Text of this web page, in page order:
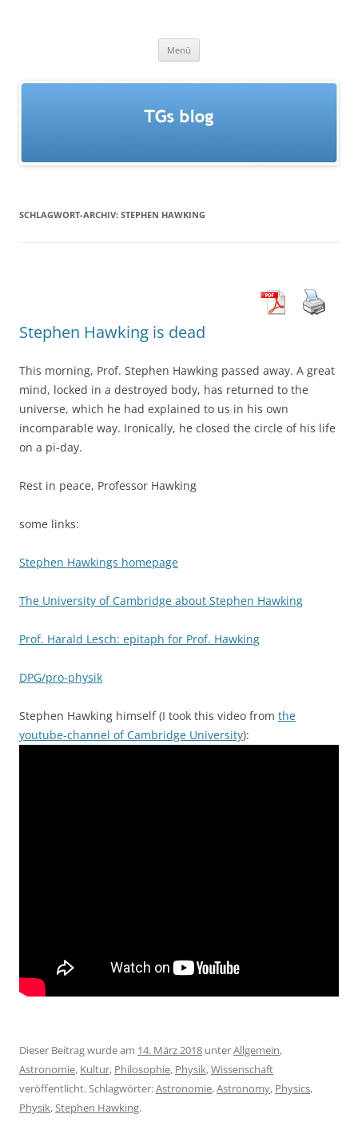
Menü
SCHLAGWORT-ARCHIV: STEPHEN HAWKING
Stephen Hawking is dead
This morning, Prof. Stephen Hawking passed away. A great
mind, locked in a destroyed body, has returned to the
universe, which he had explained to us in his own
incomparable way. Ironically, he closed the circle of his life
on a pi-day.
Rest in peace, Professor Hawking
some links:
Stephen Hawkings homepage
The University of Cambridge about Stephen Hawking
Prof. Harald Lesch: epitaph for Prof. Hawking
DPG/pro-physik
Stephen Hawking himself (I took this video from the
youtube-channel of Cambridge University):
Dieser Beitrag wurde am 14. März 2018 unterAllgemein,
Astronomie, Kultur, Philosophie, Physik,Wissenschaft
veröffentlicht. Schlagwörter:Astronomie,Astronomy, Physics,
Physik,Stephen Hawking.